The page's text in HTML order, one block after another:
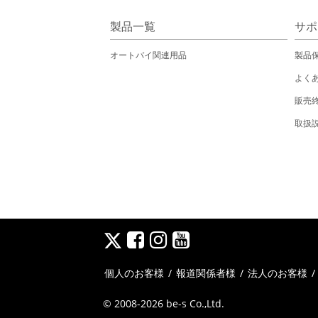
製品一覧
オートバイ関連用品
サ
製品
よく
販売
取扱
個人のお客様 / 報道関係者様 / 法人のお客様 /
© 2008-2026 be-s Co.,Ltd.